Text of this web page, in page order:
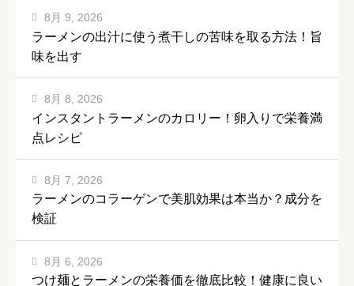
ラーメンの出汁に使う煮干しの苦味を取る方法！旨
味を出す
8月 9, 2026
インスタントラーメンのカロリー！卵入りで栄養満
点レシピ
8月 8, 2026
ラーメンのコラーゲンで美肌効果は本当か？成分を
検証
8月 7, 2026
つけ麺とラーメンの栄養価を徹底比較！健康に良い
8月 6, 2026